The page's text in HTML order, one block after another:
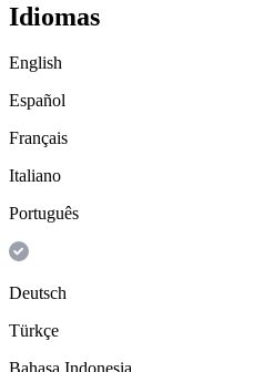
Idiomas
English
Español
Français
Italiano
Português
Deutsch
Türkçe